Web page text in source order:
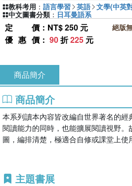
定價 ：NT$ 250 元
優惠價 ： 90折225 元
絕版
教科考用 ： 語言學習 英語 文學(中英
中文圖書分類 ： 日耳曼語系
商品簡介
商品簡介
本系列讀本內容皆改編自世界著名的
閱讀能力的同時，也能擴展閱讀視野
圖，編排清楚，極適合自修或課堂上使
主題書展